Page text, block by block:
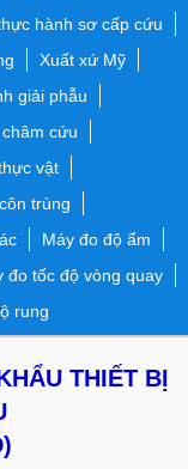
hành sơ cấp cứu
Xuất xứ Mỹ
giải phẫu
cứu
vật
trùng
Máy đo độ ẩm
đo tốc độ vòng quay
rung
THIẾT BỊ